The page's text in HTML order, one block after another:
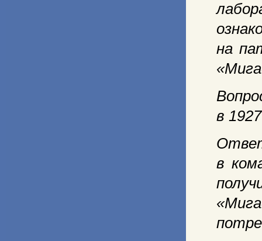
на
в
в